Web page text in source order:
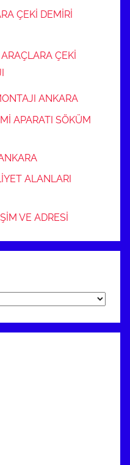
ÇEKİ DEMİRİ
ÇEKİ
ANKARA
APARATI SÖKÜM
ALANLARI
VE ADRESİ